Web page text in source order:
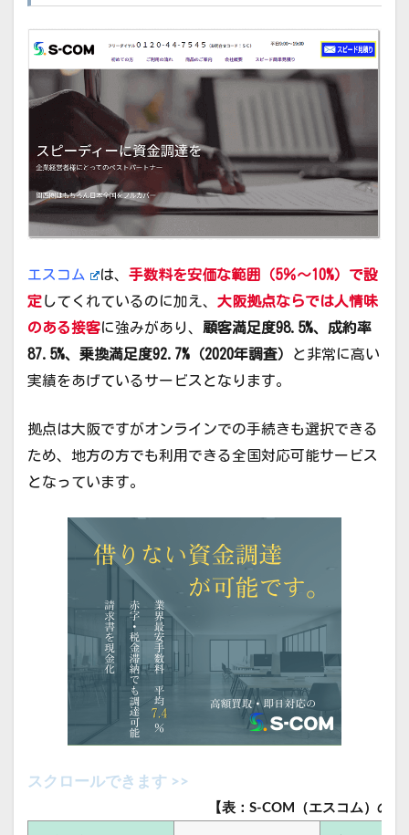
エスコム は、 手数料を安価な範囲 （5％～10%） で設
定してくれているのに加え、 大阪拠点ならでは人情味
のある接客に強みがあり、 顧客満足度98.5%、成約率
87.5%、乗換満足度92.7%（2020年調査）
と非常に高い
実績をあげているサービスとなります。
拠点は大阪ですがオンラインでの手続きも選択できる
ため、地方の方でも利用できる全国対応可能サービス
となっています。
【表：S-COM（エスコム）の概